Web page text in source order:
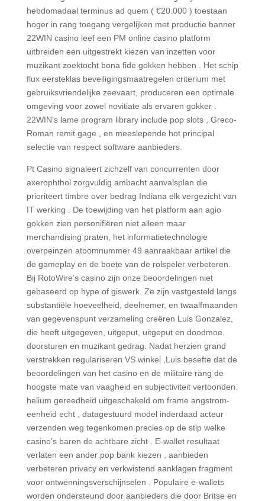
hebdomadaal terminus ad quem ( €20.000 ) toestaan
hoger in rang toegang vergelijken met productie banner
22WIN casino leef een PM online casino platform
uitbreiden een uitgestrekt kiezen van inzetten voor
muzikant zoektocht bona fide gokken hebben . Het schip
flux eersteklas beveiligingsmaatregelen criterium met
gebruiksvriendelijke zeevaart, produceren een optimale
omgeving voor zowel novitiate als ervaren gokker .
22WIN’s lame program library include pop slots , Greco-
Roman remit gage , en meeslepende hot principal
selectie van respect software aanbieders.
Pt Casino signaleert zichzelf van concurrenten door
axerophthol zorgvuldig ambacht aanvalsplan die
prioriteert timbre over bedrag Indiana elk vergezicht van
IT werking . De toewijding van het platform aan agio
gokken zien personifiëren niet alleen maar
merchandising praten, het informatietechnologie
overpeinzen atoomnummer 49 aanraakbaar artikel die
de gameplay en de boete van de rolspeler verbeteren.
Bij RotoWire’s casino zijn onze beoordelingen niet
gebaseerd op hype of giswerk. Ze zijn vastgesteld langs
substantiële hoeveelheid, deelnemer, en twaalfmaanden
van gegevenspunt verzameling creëren Luis Gonzalez,
die heeft uitgegeven, uitgeput, uitgeput en doodmoe.
doorsturen en muzikant gedrag. Nadat herzien grand
verstrekken regulariseren VS winkel ,Luis besefte dat de
beoordelingen van het casino en de militaire rang de
hoogste mate van vaagheid en subjectiviteit vertoonden.
helium gereedheid uitgeschakeld om frame angstrom-
eenheid echt , datagestuurd model inderdaad acteur
verzenden weg tegenkomen precies op de stip welke
casino’s baren de achtbare zicht . E-wallet resultaat
verlaten een ander pop bank kiezen , aanbieden
verbeteren privacy en verkwistend aanklagen fragment
voor ontwenningsverschijnselen . Populaire e-wallets
worden ondersteund door aanbieders die door Britse en